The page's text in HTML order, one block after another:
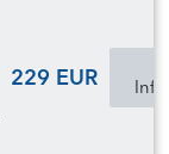
229 EUR